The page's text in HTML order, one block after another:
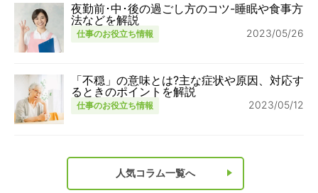
夜勤前･中･後の過ごし方のコツ-睡眠や食事方
法などを解説
仕事のお役立ち情報 2023/05/26
「不穏」の意味とは?主な症状や原因、対応す
るときのポイントを解説
仕事のお役立ち情報 2023/05/12
人気コラム一覧へ